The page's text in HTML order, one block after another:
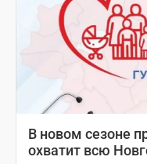
В новом сезоне
охватит всю